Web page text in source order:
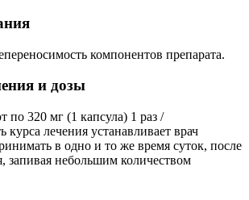
компонентов препарата.
и дозы
по 320 мг (1 капсула) 1 раз /
курса лечения устанавливает врач
в одно и то же время суток, после
запивая небольшим количеством